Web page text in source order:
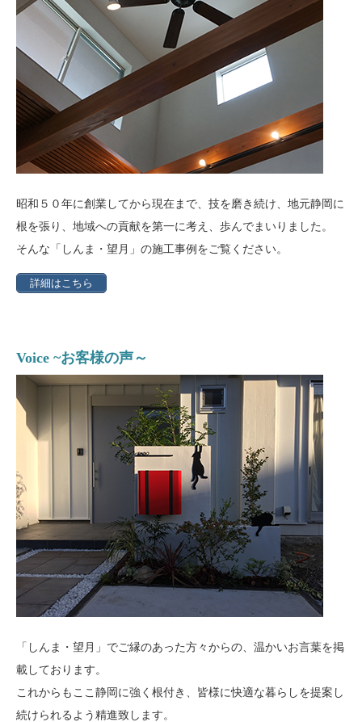
昭和５０年に創業してから現在まで、技を磨き続け、地元静岡に
根を張り、地域への貢献を第一に考え、歩んでまいりました。
そんな「しんま・望月」の施工事例をご覧ください。
詳細はこちら
Voice ~お客様の声～
「しんま・望月」でご縁のあった方々からの、温かいお言葉を掲
載しております。
これからもここ静岡に強く根付き、皆様に快適な暮らしを提案し
続けられるよう精進致します。